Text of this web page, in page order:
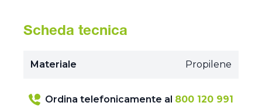
Scheda tecnica
Materiale Propilene
Ordina telefonicamente al 800 120 991